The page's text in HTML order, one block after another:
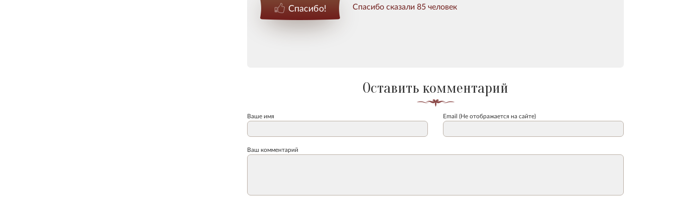
Спасибо!
Спасибо сказали 85 человек
Оставить комментарий
Ваше имя Email (Не отображается на сайте)
Ваш комментарий